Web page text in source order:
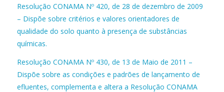
Resolução CONAMA Nº 420, de 28 de dezembro de 2009
– Dispõe sobre critérios e valores orientadores de
qualidade do solo quanto à presença de substâncias
químicas.
Resolução CONAMA Nº 430, de 13 de Maio de 2011 –
Dispõe sobre as condições e padrões de lançamento de
efluentes, complementa e altera a Resolução CONAMA